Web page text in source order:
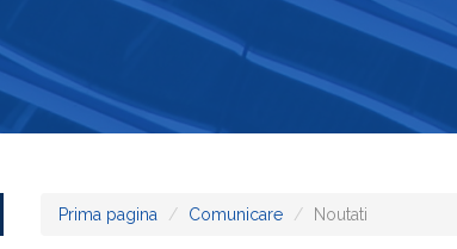
Prima pagina Comunicare Noutati